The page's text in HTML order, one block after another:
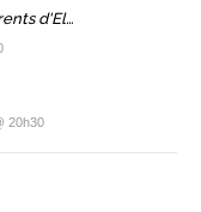
Quine de l'Association des Parents d'Elèves 2022
20h30